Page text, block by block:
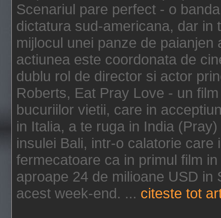
Scenariul pare perfect - o
dictatura sud-americana, dar in
mijlocul unei panze de
actiunea este coordonata de
dublu rol de director si actor
Roberts, Eat Pray Love - un
bucuriilor vietii, care in
in Italia, a te ruga in India
insulei Bali, intr-o calatorie
fermecatoare ca in primul film
aproape 24 de milioane USD in
acest week-end. ... citeste tot